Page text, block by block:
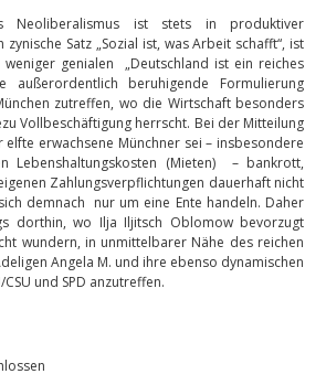
Neoliberalismus ist stets in produktiver
Satz „Sozial ist, was Arbeit schafft“, ist
genialen „Deutschland ist ein reiches
außerordentlich beruhigende Formulierung
zutreffen, wo die Wirtschaft besonders
Vollbeschäftigung herrscht. Bei der Mitteilung
erwachsene Münchner sei – insbesondere
Lebenshaltungskosten (Mieten) – bankrott,
Zahlungsverpflichtungen dauerhaft nicht
demnach nur um eine Ente handeln. Daher
dorthin, wo Ilja Iljitsch Oblomow bevorzugt
wundern, in unmittelbarer Nähe des reichen
Angela M. und ihre ebenso dynamischen
und SPD anzutreffen.